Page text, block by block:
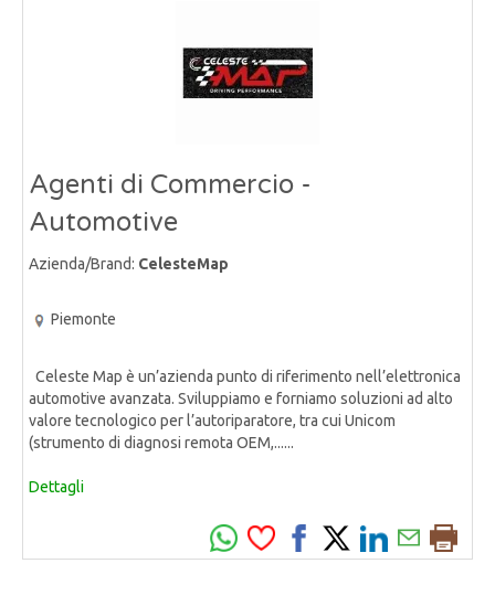
Agenti di Commercio -
Automotive
Azienda/Brand: CelesteMap
Piemonte
Celeste Map è un’azienda punto di riferimento nell’elettronica
automotive avanzata. Sviluppiamo e forniamo soluzioni ad alto
valore tecnologico per l’autoriparatore, tra cui Unicom
(strumento di diagnosi remota OEM,......
Dettagli